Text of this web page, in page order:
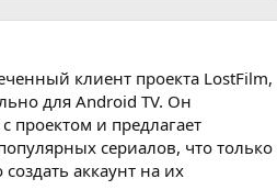
клиент проекта LostFilm,
для Android TV. Он
проектом и предлагает
сериалов, что только
аккаунт на их